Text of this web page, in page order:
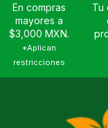
En compras
mayores a
$3,000 MXN.
*Aplican
restricciones
Tu